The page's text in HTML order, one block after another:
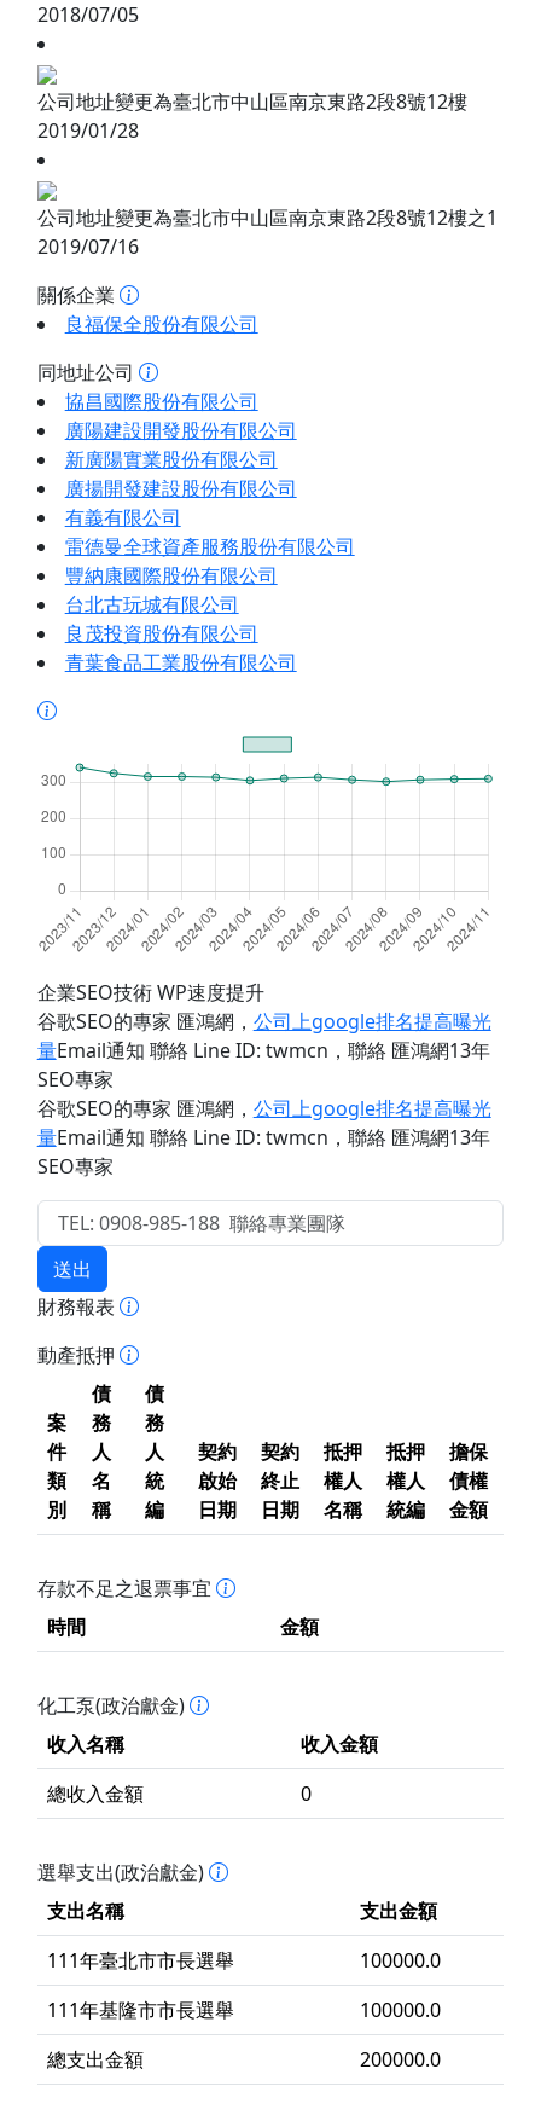
2018/07/05
公司地址變更為臺北市中山區南京東路2段8號12樓
2019/01/28
公司地址變更為臺北市中山區南京東路2段8號12樓之1
2019/07/16
關係企業
良福保全股份有限公司
同地址公司
協昌國際股份有限公司
廣陽建設開發股份有限公司
新廣陽實業股份有限公司
廣揚開發建設股份有限公司
有義有限公司
雷德曼全球資產服務股份有限公司
豐納康國際股份有限公司
台北古玩城有限公司
良茂投資股份有限公司
青葉食品工業股份有限公司
企業SEO技術 WP速度提升
谷歌SEO的專家 匯鴻網 ， 公司上google排名提高曝光
量Email通知 聯絡 Line ID: twmcn ，聯絡 匯鴻網13年
SEO專家
谷歌SEO的專家 匯鴻網 ， 公司上google排名提高曝光
量Email通知 聯絡 Line ID: twmcn ，聯絡 匯鴻網13年
SEO專家
送出
財務報表
動產抵押
案
件
類
別
債
務
人
名
稱
債
務
人
統
編
契約
啟始
日期
契約
終止
日期
抵押
權人
名稱
抵押
權人
統編
擔保
債權
金額
存款不足之退票事宜
時間
金額
化工泵(政治獻金)
收入名稱
收入金額
總收入金額
0
選舉支出(政治獻金)
支出名稱
支出金額
111年臺北市市長選舉
100000.0
111年基隆市市長選舉
100000.0
總支出金額
200000.0